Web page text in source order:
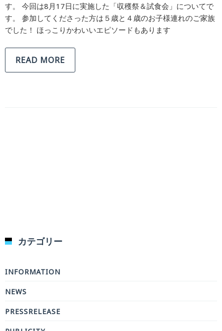
す。 今回は8月17日に実施した「収穫祭＆試食会」についてで
す。 参加してくださった方は５歳と４歳のお子様連れのご家族
でした！ ほっこりかわいいエピソードもあります
READ MORE
カテゴリー
INFORMATION
NEWS
PRESSRELEASE